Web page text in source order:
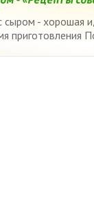
сыром - хорошая
приготовления